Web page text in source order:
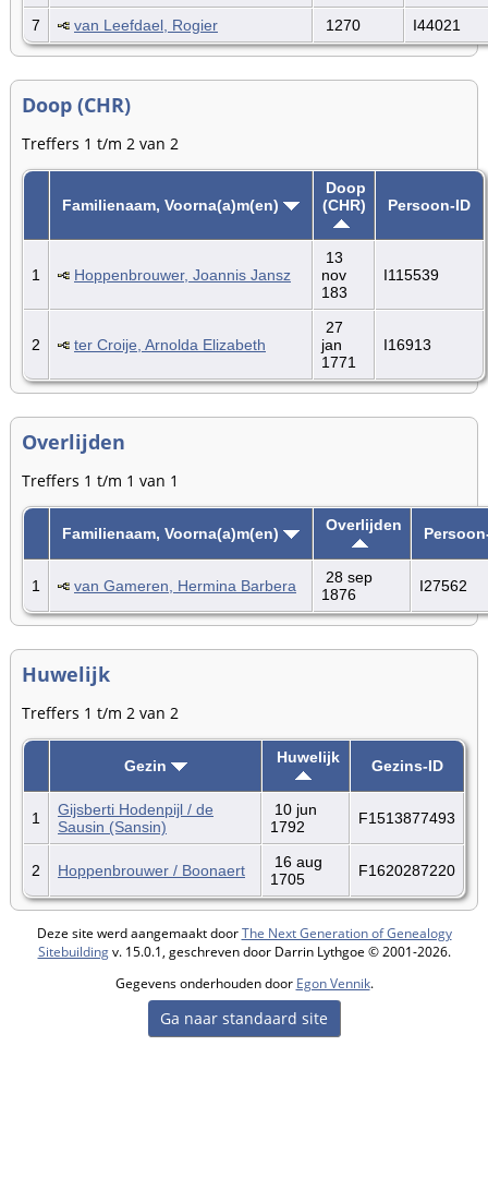
7 van Leefdael, Rogier 1270 I44021
Doop (CHR)
Treffers 1 t/m 2 van 2
Familienaam, Voorna(a)m(en)
Doop
(CHR)
Persoon-ID
1 Hoppenbrouwer, Joannis Jansz
13
nov
183
I115539
2 ter Croije, Arnolda Elizabeth
27
jan
1771
I16913
Overlijden
Treffers 1 t/m 1 van 1
Familienaam, Voorna(a)m(en) Overlijden
1 van Gameren, Hermina Barbera
28 sep
1876
I27562
Huwelijk
Treffers 1 t/m 2 van 2
Gezin Huwelijk Gezins-ID
1
Gijsberti Hodenpijl / de
Sausin (Sansin)
10 jun
1792
F1513877493
2 Hoppenbrouwer / Boonaert
16 aug
1705
F1620287220
Deze site werd aangemaakt doorThe Next Generation of Genealogy
Sitebuildingv. 15.0.1, geschreven door Darrin Lythgoe © 2001-2026.
Gegevens onderhouden door Egon Vennik.
Ga naar standaard site